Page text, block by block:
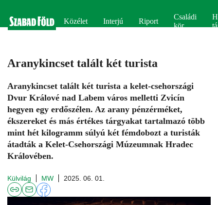
Közélet Interjú Riport
Családi
kör
Aranykincset talált két turista
Aranykincset talált két turista a kelet-csehországi
Dvur Králové nad Labem város melletti Zvicín
hegyen egy erdőszélen. Az arany pénzérméket,
ékszereket és más értékes tárgyakat tartalmazó több
mint hét kilogramm súlyú két fémdobozt a turisták
átadták a Kelet-Csehországi Múzeumnak Hradec
Královében.
Külvilág MW 2025. 06. 01.